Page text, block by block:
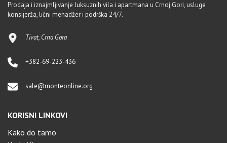
Prodaja i iznajmljivanje luksuznih vila i apartmana u Crnoj Gori, usluge
konsijerža, lični menadžer i podrška 24/7.
Tivat, Crna Gora
+382-69-223-436
sale@monteonline.org
KORISNI LINKOVI
Kako do tamo